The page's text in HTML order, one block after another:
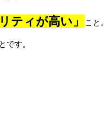
ティが高い」 こと。
です。